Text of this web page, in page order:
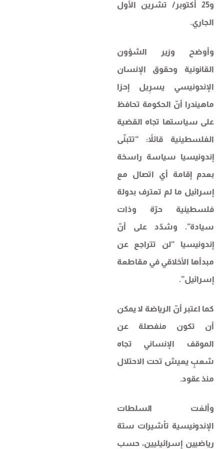
و25 أكتوبر/ تشرين الأول
الجاري.
وأوضح وزير الشؤون
القانونية وحقوق الإنسان
الإندونيسي يسرِيل إحزا
ماهيندرا أنّ الحكومة تحافظ
على سياستها تجاه القضية
الفلسطينية قائلاً: “تتبنّى
إندونيسيا سياسة راسخة
بعدم إقامة أي اتصال مع
إسرائيل ما لم تعترف بدولة
فلسطينية حرّة وذات
سيادة”. وشدّد على أنّ
إندونيسيا “لن تتراجع عن
مبدأها الأخلاقي في مقاطعة
إسرائيل”.
كما اعتبر أنّ الرياضة لا يمكن
أن تكون منفصلة عن
الموقف الإنساني تجاه
شعبٍ يعيش تحت الاحتلال
منذ عقود.
وألغت السلطات
الإندونيسية تأشيرات ستة
رياضيين إسرائيليين، حسب